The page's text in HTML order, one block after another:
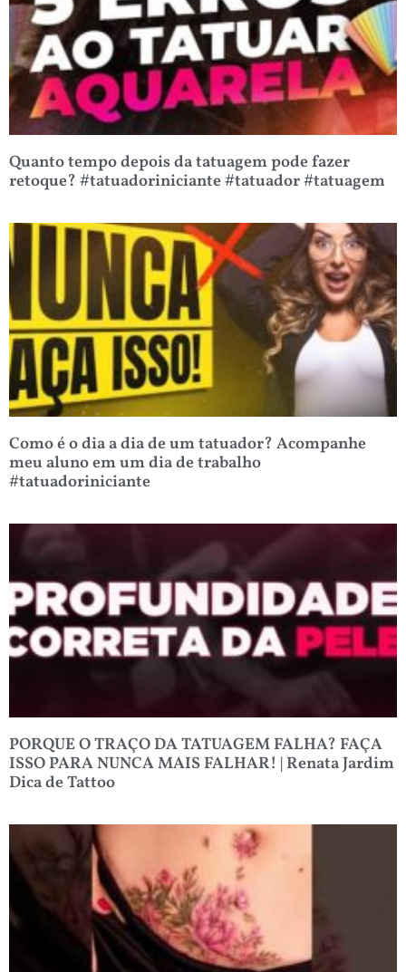
Quanto tempo depois da tatuagem pode fazer
retoque? #tatuadoriniciante #tatuador #tatuagem
Como é o dia a dia de um tatuador? Acompanhe
meu aluno em um dia de trabalho
#tatuadoriniciante
PORQUE O TRAÇO DA TATUAGEM FALHA? FAÇA
ISSO PARA NUNCA MAIS FALHAR! | Renata Jardim
Dica de Tattoo